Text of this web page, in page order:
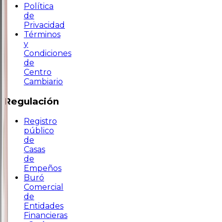
Política
de
Privacidad
Términos
y
Condiciones
de
Centro
Cambiario
Regulación
Registro
público
de
Casas
de
Empeños
Buró
Comercial
de
Entidades
Financieras